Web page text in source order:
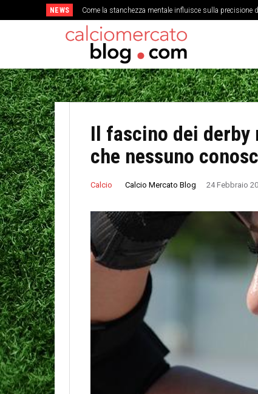
NEWS Come la stanchezza mentale influisce sulla precisione
Il fascino dei
che nessuno
Calcio Calcio Mercato Blog 24 Febbraio